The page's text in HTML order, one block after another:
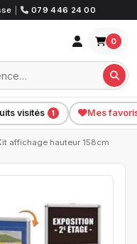
079 446 24 00
0
visités 1 Mes
affichage hauteur 158cm